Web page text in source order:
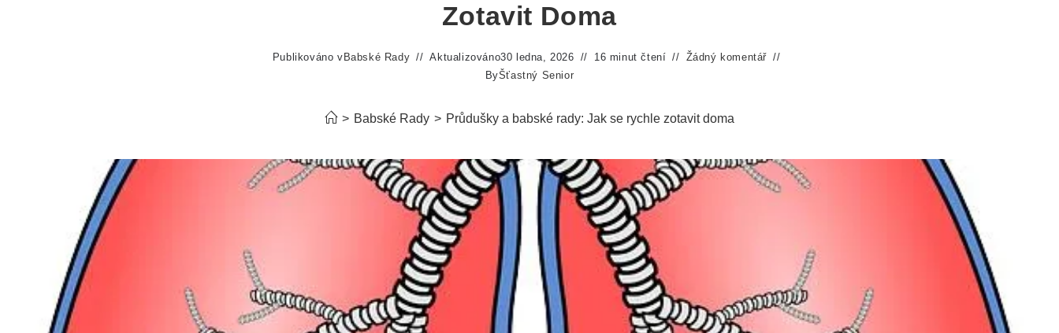
Zotavit Doma
Publikováno v Babské Rady Aktualizováno30 ledna, 2026 16 minut čtení
Žádný komentář
ByŠťastný Senior
> Babské Rady > Průdušky a babské rady: Jak se rychle zotavit doma